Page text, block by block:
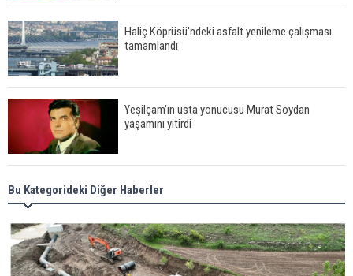
Haliç Köprüsü'ndeki asfalt yenileme çalışması
tamamlandı
Yeşilçam'ın usta yonucusu Murat Soydan
yaşamını yitirdi
Meral Akşener ile Müsavat Dervişoğlu cenazede
görüntülendi
29 Mayıs okullar tatil mi?
Bu Kategorideki Diğer Haberler